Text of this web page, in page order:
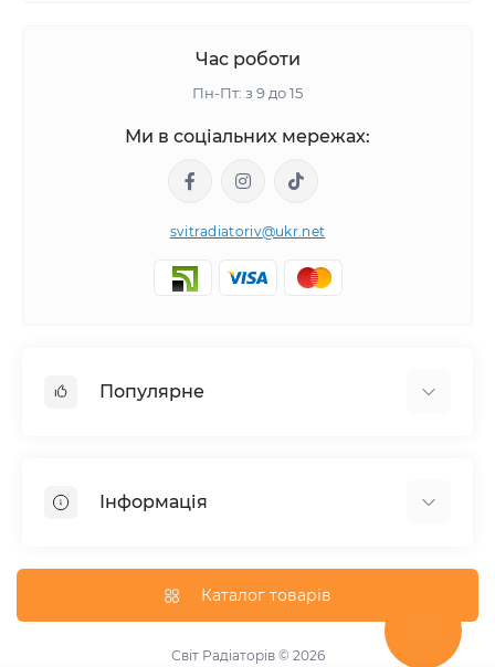
Час роботи
Пн-Пт: з 9 до 15
Ми в соціальних мережах:
svitradiatoriv@ukr.net
Популярне
Кутовий
Внутрішньопідлогові конвектори
Трубчасті радіатори
Інформація
Оплата
Умови обміну та повернення товару
Каталог товарів
Світ Радіаторів © 2026